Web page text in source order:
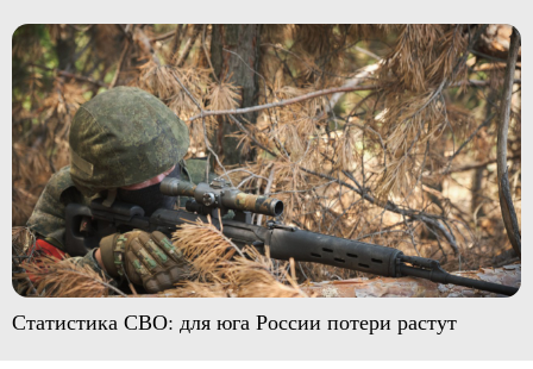
Статистика СВО: для юга России потери растут